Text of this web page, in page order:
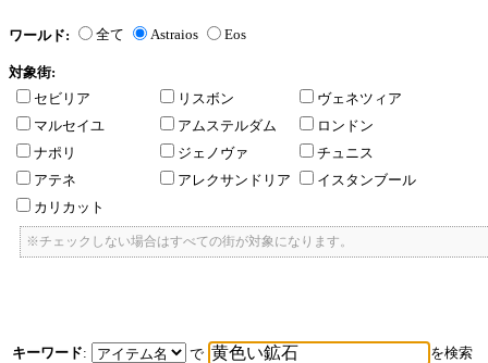
ワールド: 全て Astraios Eos
対象街:
セビリア
リスボン
ヴェネツィア
マルセイユ
アムステルダム
ロンドン
ナポリ
ジェノヴァ
チュニス
アテネ
アレクサンドリア
イスタンブール
カリカット
※チェックしない場合はすべての街が対象になります。
キーワード:
で
を検索